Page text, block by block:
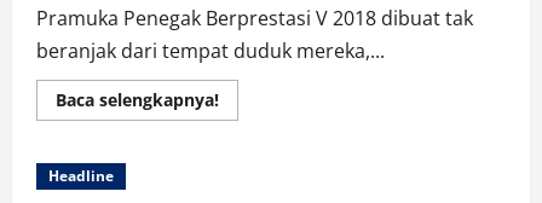
Pramuka Penegak Berprestasi V 2018 dibuat tak
beranjak dari tempat duduk mereka,...
Baca selengkapnya!Read
more
Headline